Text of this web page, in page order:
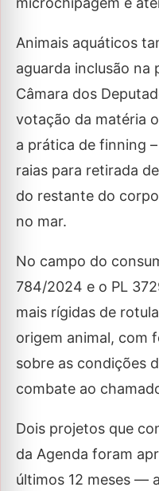
Animais aquáticos
aguarda inclusão na
Câmara dos
votação da matéria
a prática de finning
raias para retirada
do restante do
no mar.
No campo do
784/2024 e o PL
mais rígidas de
origem animal, com
sobre as condições
combate ao
Dois projetos que
da Agenda foram
últimos 12 meses —